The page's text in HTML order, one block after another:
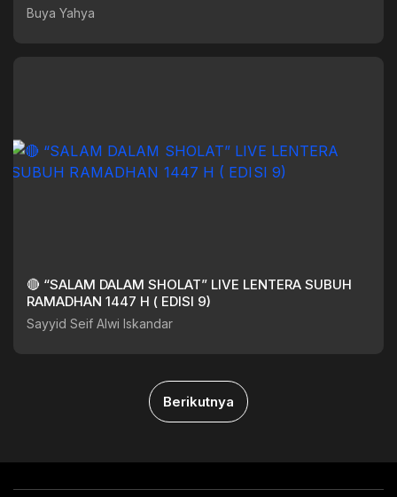
Buya Yahya
🔴 “SALAM DALAM SHOLAT” LIVE LENTERA SUBUH
RAMADHAN 1447 H ( EDISI 9)
Sayyid Seif Alwi Iskandar
Berikutnya